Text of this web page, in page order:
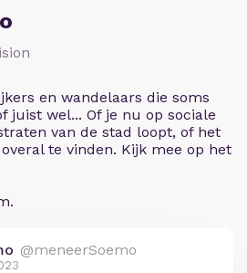
en wandelaars die soms
juist wel... Of je nu op sociale
van de stad loopt, of het
te vinden. Kijk mee op het
@meneerSoemo